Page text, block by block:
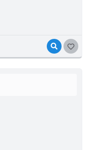
VISUALIZAR